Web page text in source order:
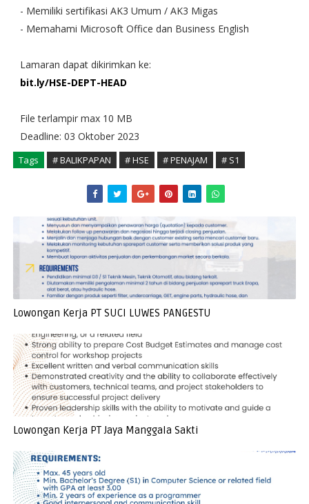
- Memiliki sertifikasi AK3 Umum / AK3 Migas
- Memahami Microsoft Office dan Business English
Lamaran dapat dikirimkan ke:
bit.ly/HSE-DEPT-HEAD
File terlampir max 10 MB
Deadline: 03 Oktober 2023
Tags # BALIKPAPAN # HSE # PENAJAM # S1
Lowongan Kerja PT SUCI LUWES PANGESTU
Lowongan Kerja PT Jaya Manggala Sakti